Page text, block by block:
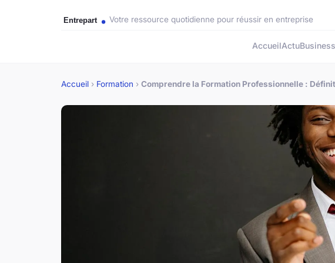
Votre ressource quotidienne pour réussir en entreprise
AccueilActuBusiness
Accueil › Formation › Comprendre la Formation Professionnelle :